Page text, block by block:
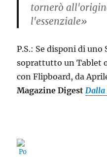
tornerò
l'essenziale»
P.S.: Se disponi di
soprattutto un Tablet
con Flipboard, da
Magazine DigestDalla